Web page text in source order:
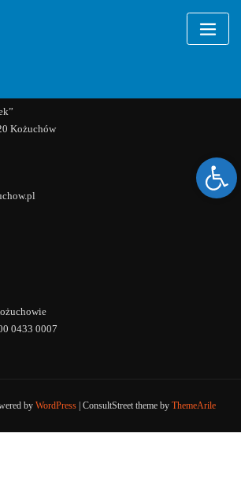
wydarzeń!
Kożuchów
0433 0007
by WordPress ConsultStreet theme by ThemeArile